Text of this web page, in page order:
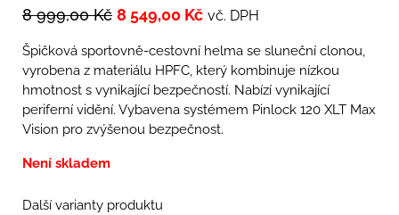
8 999,00Kč 8 549,00 Kč vč. DPH
Špičková sportovně-cestovní helma se sluneční clonou,
vyrobena z materiálu HPFC, který kombinuje nízkou
hmotnost s vynikající bezpečností. Nabízí vynikající
periferní vidění. Vybavena systémem Pinlock 120 XLT Max
Vision pro zvýšenou bezpečnost.
Není skladem
Další varianty produktu